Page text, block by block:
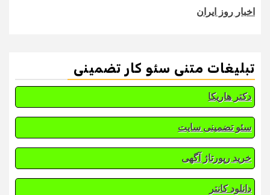
اخبار روز ایران
تبلیغات متنی سئو کار تضمینی
دکتر هاریکا
سئو تضمینی سایت
خرید رپورتاژ آگهی
دانلود کانتر